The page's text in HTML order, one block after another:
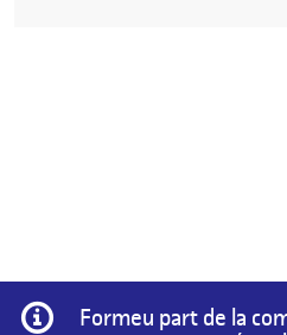
Informació
Formeu part de la